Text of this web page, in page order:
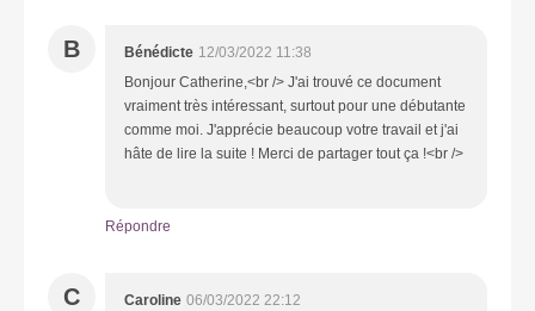
B Bénédicte 12/03/2022 11:38
Bonjour Catherine,<br /> J'ai trouvé ce document
vraiment très intéressant, surtout pour une débutante
comme moi. J'apprécie beaucoup votre travail et j'ai
hâte de lire la suite ! Merci de partager tout ça !<br />
Répondre
C Caroline 06/03/2022 22:12